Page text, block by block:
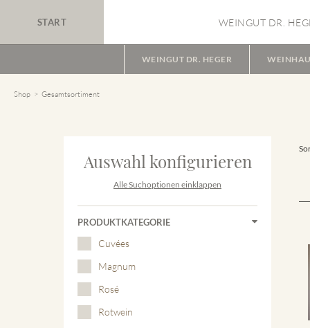
START WEINGUT DR.
WEINGUT DR. HEGER
Shop Gesamtsortiment
Auswahl konfigurieren
Alle Suchoptionen einklappen
PRODUKTKATEGORIE
Cuvées
Magnum
Rosé
Rotwein